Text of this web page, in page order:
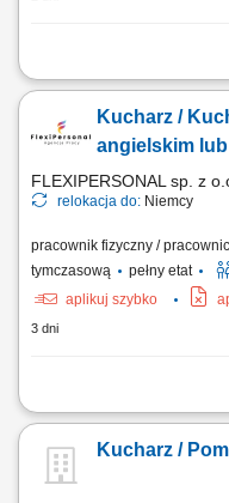
Opis stanowiska
Przestrzeganie zasad higieny
porządku na stanowisku
Kucharz /
angielskim
FLEXIPERSONAL sp. z
relokacja do: Niemcy
pracownik fizyczny /
tymczasową
pełny etat
aplikuj szybko
3 dni
Opis stanowiska
jakości, walorów smakowych
Bieżące zarządzanie stanem
Kucharz /